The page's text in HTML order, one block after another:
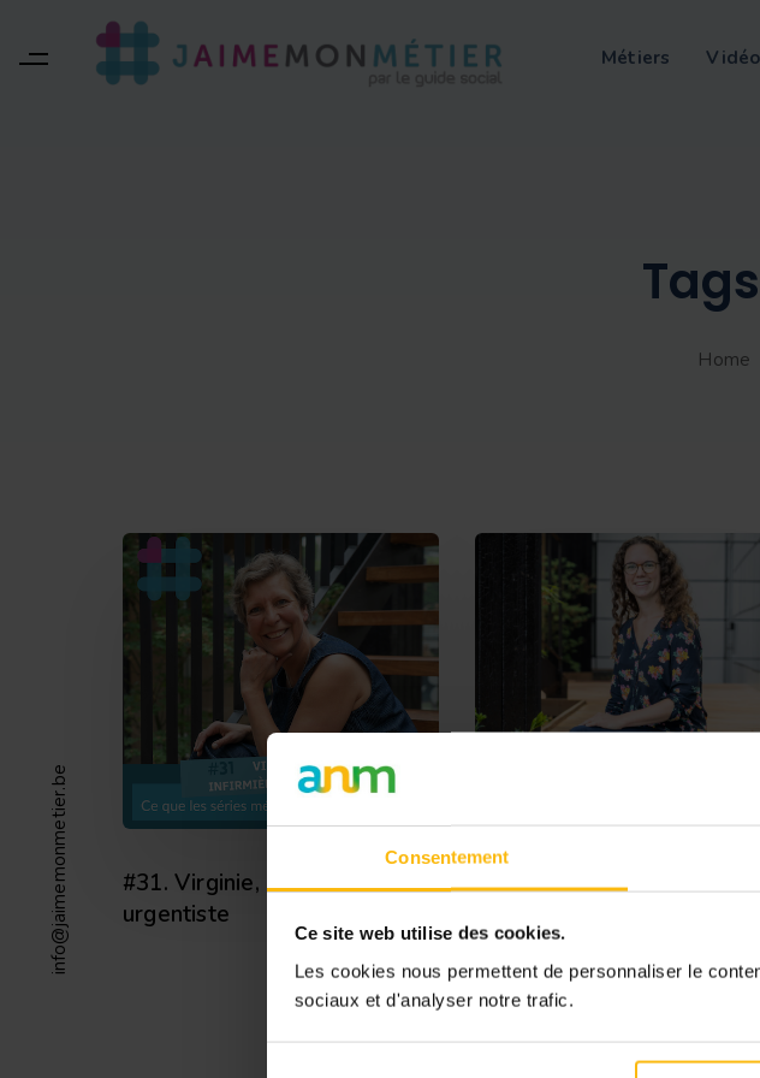
Consentement
Ce site web utilise des cookies.
Les cookies nous permettent de personnaliser le
sociaux et d'analyser notre trafic.
Métiers
info@jaimemonmetier.be
Home
#31. Virginie, infirmière
urgentiste
#15. Marion, infirmière